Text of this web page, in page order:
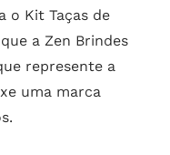
o Kit Taças de
a Zen Brindes
represente a
uma marca